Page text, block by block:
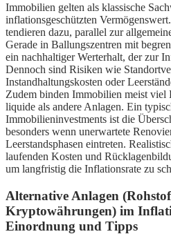
Immobilien gelten als klassische
inflationsgeschützten
tendieren dazu, parallel zur
Gerade in Ballungszentren mit
ein nachhaltiger Werterhalt, der zur
Dennoch sind Risiken wie
Instandhaltungskosten oder
Zudem binden Immobilien meist
liquide als andere Anlagen. Ein
Immobilieninvestments ist die
besonders wenn unerwartete
Leerstandsphasen eintreten.
laufenden Kosten und
um langfristig die Inflationsrate zu
Alternative Anlagen
Kryptowährungen) im
Einordnung und Tipps